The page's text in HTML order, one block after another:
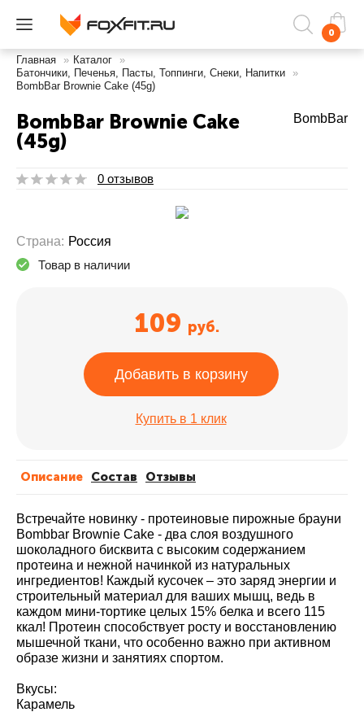
0
Главная » Каталог
»
Батончики, Печенья, Пасты, Топпинги, Снеки, Напитки
»
BombBar Brownie Cake (45g)
BombBar Brownie Cake
(45g)
BombBar
0 отзывов
Страна: Россия
Товар в наличии
109 руб.
Добавить в корзину
Купить в 1 клик
Описание Cостав Отзывы
Встречайте новинку - протеиновые пирожные брауни
Bombbar Brownie Cake - два слоя воздушного
шоколадного бисквита с высоким содержанием
протеина и нежной начинкой из натуральных
ингредиентов! Каждый кусочек – это заряд энергии и
строительный материал для ваших мышц, ведь в
каждом мини-тортике целых 15% белка и всего 115
ккал! Протеин способствует росту и восстановлению
мышечной ткани, что особенно важно при активном
образе жизни и занятиях спортом.
Вкусы:
Карамель